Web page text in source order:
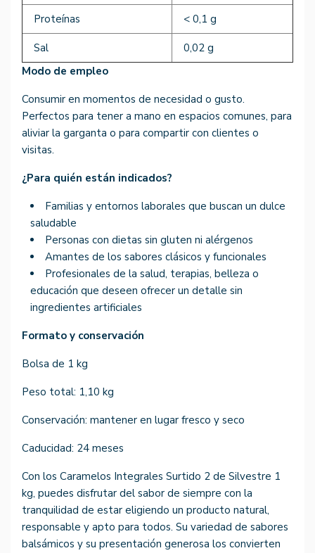
Proteínas < 0,1 g
Sal
0,02 g
Modo de empleo
Consumir en momentos de necesidad o gusto.
Perfectos para tener a mano en espacios comunes, para
aliviar la garganta o para compartir con clientes o
visitas.
¿Para quién están indicados?
Familias y entornos laborales que buscan un dulce
saludable
Personas con dietas sin gluten ni alérgenos
Amantes de los sabores clásicos y funcionales
Profesionales de la salud, terapias, belleza o
educación que deseen ofrecer un detalle sin
ingredientes artificiales
Formato y conservación
Bolsa de 1 kg
Peso total: 1,10 kg
Conservación: mantener en lugar fresco y seco
Caducidad: 24 meses
Con los Caramelos Integrales Surtido 2 de Silvestre 1
kg, puedes disfrutar del sabor de siempre con la
tranquilidad de estar eligiendo un producto natural,
responsable y apto para todos. Su variedad de sabores
balsámicos y su presentación generosa los convierten